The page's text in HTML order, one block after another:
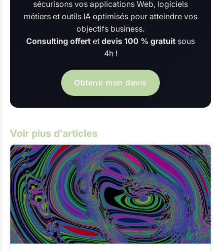
sécurisons vos applications Web, logiciels
métiers et outils IA optimisés pour atteindre vos
objectifs business.
Consulting offert et devis 100 % gratuit sous
4h !
Obtenir mon devis
Voir plus d'articles